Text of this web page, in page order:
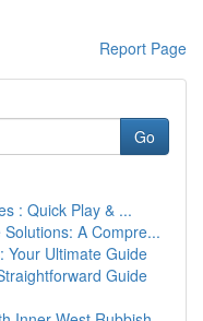
Report Page
Go
: Quick Play & ...
A Compre...
Your Ultimate Guide
Guide